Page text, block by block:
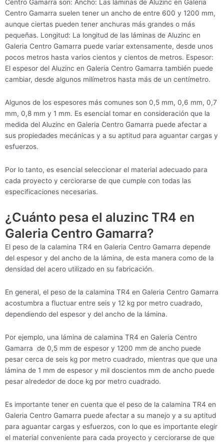
Centro Gamarra son: Ancho: Las láminas de Aluzinc en Galeria
Centro Gamarra suelen tener un ancho de entre 600 y 1200 mm,
aunque ciertas pueden tener anchuras más grandes o más
pequeñas. Longitud: La longitud de las láminas de Aluzinc en
Galeria Centro Gamarra puede variar extensamente, desde unos
pocos metros hasta varios cientos y cientos de metros. Espesor:
El espesor del Aluzinc en Galeria Centro Gamarra también puede
cambiar, desde algunos milímetros hasta más de un centímetro.
Algunos de los espesores más comunes son 0,5 mm, 0,6 mm, 0,7
mm, 0,8 mm y 1 mm. Es esencial tomar en consideración que la
medida del Aluzinc en Galeria Centro Gamarra puede afectar a
sus propiedades mecánicas y a su aptitud para aguantar cargas y
esfuerzos.
Por lo tanto, es esencial seleccionar el material adecuado para
cada proyecto y cerciorarse de que cumple con todas las
especificaciones necesarias.
¿Cuánto pesa el aluzinc TR4 en
Galeria Centro Gamarra?
El peso de la calamina TR4 en Galeria Centro Gamarra depende
del espesor y del ancho de la lámina, de esta manera como de la
densidad del acero utilizado en su fabricación.
En general, el peso de la calamina TR4 en Galeria Centro Gamarra
acostumbra a fluctuar entre seis y 12 kg por metro cuadrado,
dependiendo del espesor y del ancho de la lámina.
Por ejemplo, una lámina de calamina TR4 en Galeria Centro
Gamarra de 0,5 mm de espesor y 1200 mm de ancho puede
pesar cerca de seis kg por metro cuadrado, mientras que que una
lámina de 1 mm de espesor y mil doscientos mm de ancho puede
pesar alrededor de doce kg por metro cuadrado.
Es importante tener en cuenta que el peso de la calamina TR4 en
Galeria Centro Gamarra puede afectar a su manejo y a su aptitud
para aguantar cargas y esfuerzos, con lo que es importante elegir
el material conveniente para cada proyecto y cerciorarse de que